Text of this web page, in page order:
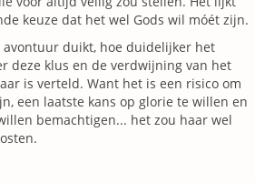
keuze dat het wel Gods wil móét zijn.
duikt, hoe duidelijker het
deze klus en de verdwijning van het
is verteld. Want het is een risico om
een laatste kans op glorie te willen en
bemachtigen... het zou haar wel